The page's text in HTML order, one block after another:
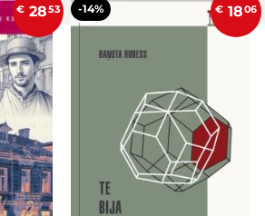
€ 2853 -14% € 1806